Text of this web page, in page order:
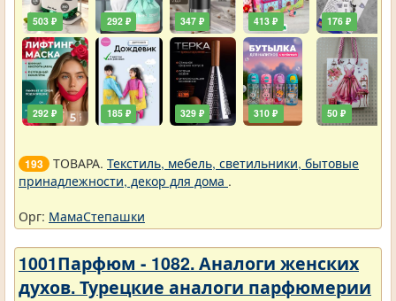
503 ₽
292 ₽
292 ₽
185 ₽
347 ₽
329 ₽
413 ₽
310 ₽
176 ₽
50 ₽
193 ТОВАРА. Текстиль, мебель, светильники, бытовые
принадлежности, декор для дома .
Орг: МамаСтепашки
1001Парфюм - 1082. Аналоги женских
духов. Турецкие аналоги парфюмерии